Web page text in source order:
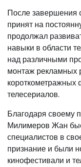
После
принят на
продолжал
навыки в области
над различными
монтаж рекламных
короткометражных
телесериалов.
Благодаря своему
Милимеров Жан
специалистов в
признание и были
кинофестивали и